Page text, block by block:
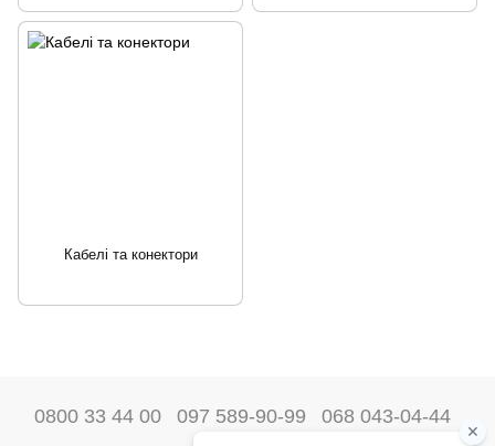
Кабелі та конектори
0800 33 44 00 097 589-90-99 068 043-04-44